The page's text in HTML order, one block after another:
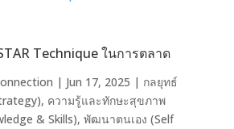
Technique ในการตลาด
| Jun 17, 2025 | กลยุทธ์
, ความรู้และทักษะสุขภาพ
& Skills), พัฒนาตนเอง (Self